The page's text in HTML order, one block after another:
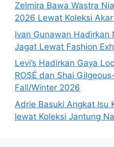
Zelmira Bawa Wastra
2026 Lewat Koleksi
Ivan Gunawan Hadirkan
Jagat Lewat Fashion
Levi’s Hadirkan Gaya
ROSÉ dan Shai
Fall/Winter 2026
Adrie Basuki Angkat Isu
lewat Koleksi Jantung